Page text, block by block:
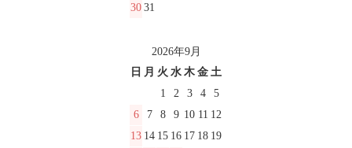
30 31
2026年9月
日 月 火 水 木 金 土
1
2 3 4
5
6
7 8 9 10 11 12
13 14 15 16 17 18 19